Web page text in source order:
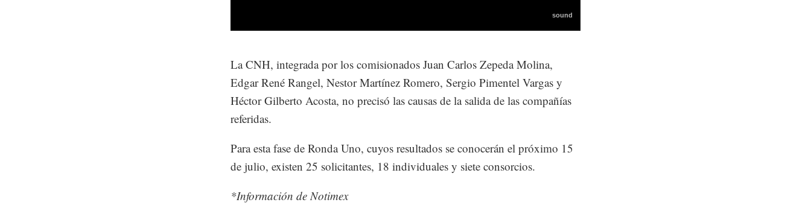
La CNH, integrada por los comisionados Juan Carlos Zepeda Molina,
Edgar René Rangel, Nestor Martínez Romero, Sergio Pimentel Vargas y
Héctor Gilberto Acosta, no precisó las causas de la salida de las compañías
referidas.
Para esta fase de Ronda Uno, cuyos resultados se conocerán el próximo 15
de julio, existen 25 solicitantes, 18 individuales y siete consorcios.
*Información de Notimex